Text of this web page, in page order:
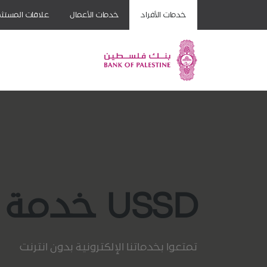
خدمات الأفراد خدمات الأعمال علاقات
USSD خدمة
تمتعوا بخدماتنا الإلكترونية بدون انترنت